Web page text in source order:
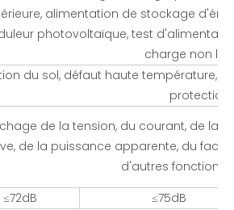
alimentation de stockage
photovoltaïque, test
charge non
du sol, défaut haute température,
protection.
de la tension, du courant, de la
de la puissance apparente, du
d'autres fonctions
≤72dB
≤75dB